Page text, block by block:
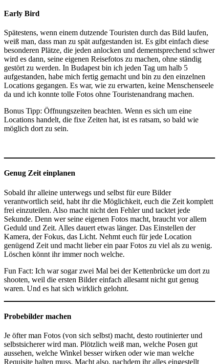
Early Bird
Spätestens, wenn einem dutzende Touristen durch das Bild laufen,
weiß man, dass man zu spät aufgestanden ist. Es gibt einfach diese
besonderen Plätze, die jeden anlocken und dementsprechend schwer
wird es dann, seine eigenen Reisefotos zu machen, ohne ständig
gestört zu werden. In Budapest bin ich jeden Tag um halb 5
aufgestanden, habe mich fertig gemacht und bin zu den einzelnen
Locations gegangen. Es war, wie zu erwarten, keine Menschenseele
da und ich konnte tolle Fotos ohne Touristenandrang machen.
Bonus Tipp: Öffnungszeiten beachten. Wenn es sich um eine
Locations handelt, die fixe Zeiten hat, ist es ratsam, so bald wie
möglich dort zu sein.
Genug Zeit einplanen
Sobald ihr alleine unterwegs und selbst für eure Bilder
verantwortlich seid, habt ihr die Möglichkeit, euch die Zeit komplett
frei einzuteilen. Also macht nicht den Fehler und tacktet jede
Sekunde. Denn wer seine eigenen Fotos macht, braucht vor allem
Geduld und Zeit. Alles dauert etwas länger. Das Einstellen der
Kamera, der Fokus, das Licht. Nehmt euch für jede Location
genügend Zeit und macht lieber ein paar Fotos zu viel als zu wenig.
Löschen könnt ihr immer noch welche.
Fun Fact: Ich war sogar zwei Mal bei der Kettenbrücke um dort zu
shooten, weil die ersten Bilder einfach allesamt nicht gut genug
waren. Und es hat sich wirklich gelohnt.
Probebilder machen
Je öfter man Fotos (von sich selbst) macht, desto routinierter und
selbstsicherer wird man. Plötzlich weiß man, welche Posen gut
aussehen, welche Winkel besser wirken oder wie man welche
Requisite halten muss. Macht also, nachdem ihr alles eingestellt